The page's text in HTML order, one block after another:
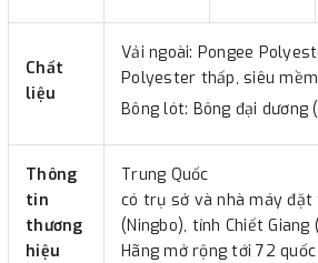
Chất
liệu
Vải ngoài: Pongee
Polyester thấp, siêu
Bông lót: Bông đại
Thông
tin
thương
hiệu
Trung Quốc
có trụ sở và nhà máy đặt
(Ningbo), tỉnh Chiết
Hãng mở rộng tới 72